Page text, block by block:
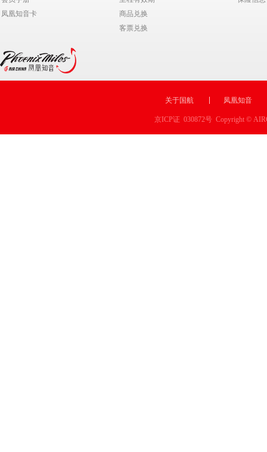
凤凰知音卡
商品兑换
客票兑换
关于国航 凤凰知音
京ICP证 030872号 Copyright ©